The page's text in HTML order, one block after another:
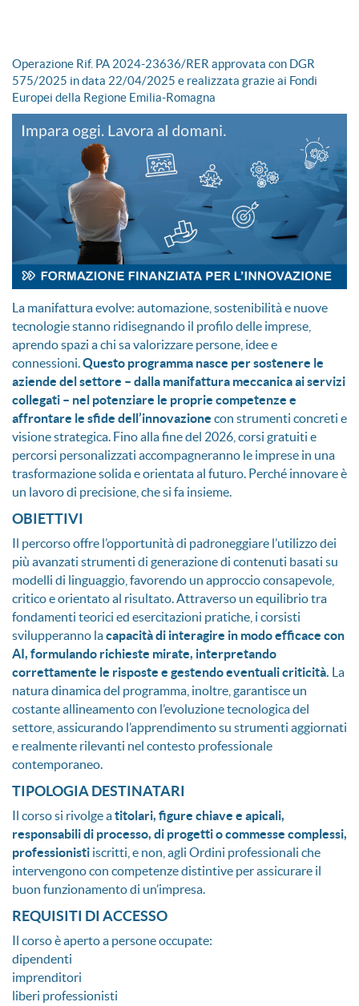
Operazione Rif. PA 2024-23636/RER approvata con DGR
575/2025 in data 22/04/2025 e realizzata grazie ai Fondi
Europei della Regione Emilia-Romagna
La manifattura evolve: automazione, sostenibilità e nuove
tecnologie stanno ridisegnando il profilo delle imprese,
aprendo spazi a chi sa valorizzare persone, idee e
connessioni.Questo programma nasce per sostenere le
aziende del settore – dalla manifattura meccanica ai servizi
collegati – nel potenziare le proprie competenze e
affrontare le sfide dell’innovazione con strumenti concreti e
visione strategica. Fino alla fine del 2026, corsi gratuiti e
percorsi personalizzati accompagneranno le imprese in una
trasformazione solida e orientata al futuro. Perché innovare è
un lavoro di precisione, che si fa insieme.
OBIETTIVI
Il percorso offre l’opportunità di padroneggiare l’utilizzo dei
più avanzati strumenti di generazione di contenuti basati su
modelli di linguaggio, favorendo un approccio consapevole,
critico e orientato al risultato. Attraverso un equilibrio tra
fondamenti teorici ed esercitazioni pratiche, i corsisti
svilupperanno lacapacità di interagire in modo efficace con
AI, formulando richieste mirate, interpretando
correttamente le risposte e gestendo eventuali criticità. La
natura dinamica del programma, inoltre, garantisce un
costante allineamento con l’evoluzione tecnologica del
settore, assicurando l’apprendimento su strumenti aggiornati
e realmente rilevanti nel contesto professionale
contemporaneo.
TIPOLOGIA DESTINATARI
Il corso si rivolge atitolari, figure chiave e apicali,
responsabili di processo, di progetti o commesse complessi,
professionisti iscritti, e non, agli Ordini professionali che
intervengono con competenze distintive per assicurare il
buon funzionamento di un’impresa.
REQUISITI DI ACCESSO
Il corso è aperto a persone occupate:
dipendenti
imprenditori
liberi professionisti